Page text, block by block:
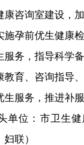
康咨询室建设，
施孕前优生健康
服务，指导科学
教育、咨询指导
生服务，推进补
单位：市卫生健
联）